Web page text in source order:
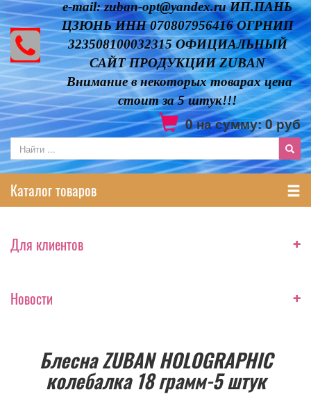
e-mail: zuban-opt@yandex.ru ИП.ПАНЬ
ЦЗЮНЬ ИНН 070807956416 ОГРНИП
323508100032315 ОФИЦИАЛЬНЫЙ
САЙТ ПРОДУКЦИИ ZUBAN
Внимание в некоторых товарах цена
стоит за 5 штук!!!
0на сумму:0руб
Каталог товаров
Для клиентов +
Новости +
Блесна ZUBAN HOLOGRAPHIC
колебалка 18 грамм-5 штук